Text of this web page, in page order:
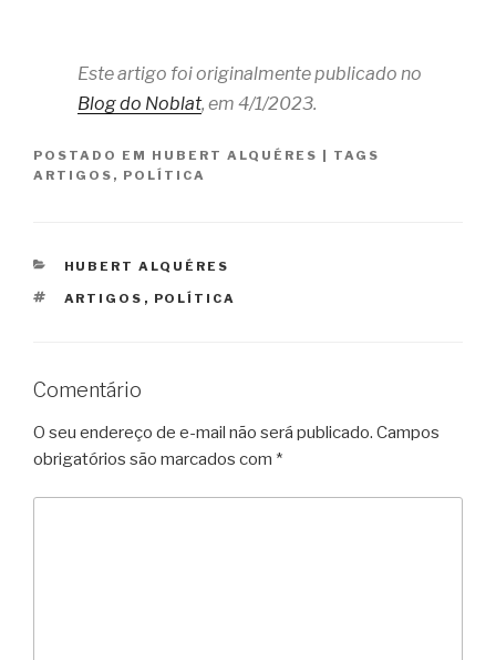
Este artigo foi originalmente publicado no
Blog do Noblat, em 4/1/2023.
POSTADO EM HUBERT ALQUÉRES
TAGS
ARTIGOS , POLÍTICA
CATEGORIAS
HUBERT ALQUÉRES
TAGS
ARTIGOS , POLÍTICA
Comentário
O seu endereço de e-mail não será publicado. Campos
obrigatórios são marcados com *